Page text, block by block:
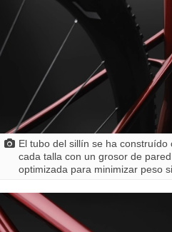
El tubo del sillín se ha
cada talla con un grosor de
optimizada para minimizar peso